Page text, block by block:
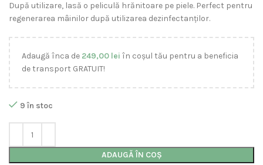
După utilizare, lasă o peliculă hrănitoare pe piele. Perfect pentru
regenerarea mâinilor după utilizarea dezinfectanților.
Adaugă înca de 249,00 lei în coșul tău pentru a beneficia
de transport GRATUIT!
9 în stoc
ADAUGĂ ÎN COȘ